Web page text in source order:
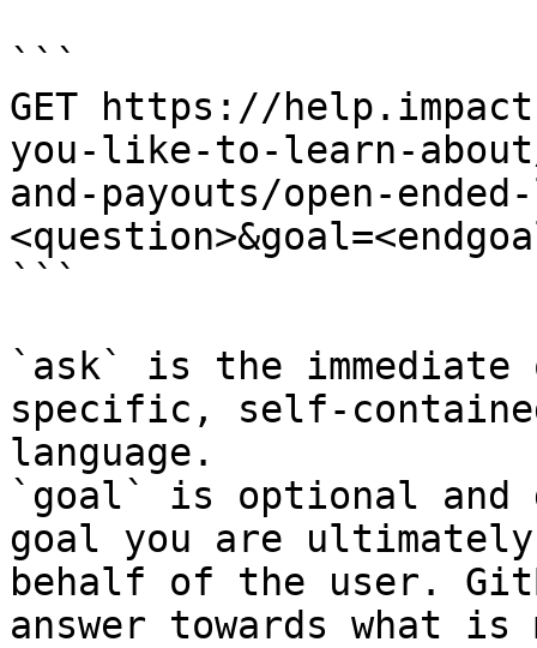
```
GET https://
you-like-to-learn-
and-payouts/open-
```
`ask` is the
specific, self-
language.
`goal` is optional and
goal you are
behalf of the user.
answer towards what